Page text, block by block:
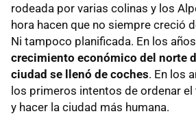
rodeada por varias colinas y los
hora hacen que no siempre creció
Ni tampoco planificada. En los
crecimiento económico del norte
ciudad se llenó de coches. En los
los primeros intentos de ordenar el
y hacer la ciudad más humana.